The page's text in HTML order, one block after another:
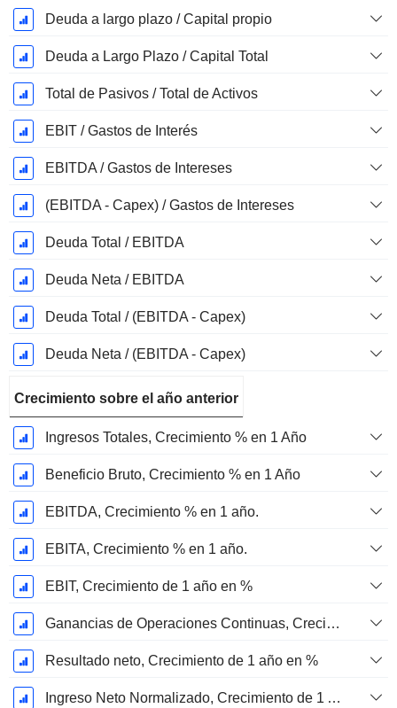
Deuda a largo plazo / Capital propio
Deuda a Largo Plazo / Capital Total
Total de Pasivos / Total de Activos
EBIT / Gastos de Interés
EBITDA / Gastos de Intereses
(EBITDA - Capex) / Gastos de Intereses
Deuda Total / EBITDA
Deuda Neta / EBITDA
Deuda Total / (EBITDA - Capex)
Deuda Neta / (EBITDA - Capex)
Crecimiento sobre el año anterior
Ingresos Totales, Crecimiento % en 1 Año
Beneficio Bruto, Crecimiento % en 1 Año
EBITDA, Crecimiento % en 1 año.
EBITA, Crecimiento % en 1 año.
EBIT, Crecimiento de 1 año en %
Ganancias de Operaciones Continuas, Crecimiento de 1 Año en %
Resultado neto, Crecimiento de 1 año en %
Ingreso Neto Normalizado, Crecimiento de 1 Año en %